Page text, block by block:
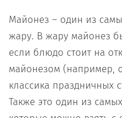
Майонез – один из
жару. В жару майонез
если блюдо стоит на
майонезом (например,
классика праздничных
Также это один из